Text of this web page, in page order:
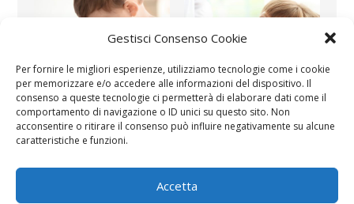
Gestisci Consenso Cookie
Per fornire le migliori esperienze, utilizziamo tecnologie come i cookie
per memorizzare e/o accedere alle informazioni del dispositivo. Il
consenso a queste tecnologie ci permetterà di elaborare dati come il
comportamento di navigazione o ID unici su questo sito. Non
acconsentire o ritirare il consenso può influire negativamente su alcune
caratteristiche e funzioni.
Accetta
Vaccini SOS Pediatra